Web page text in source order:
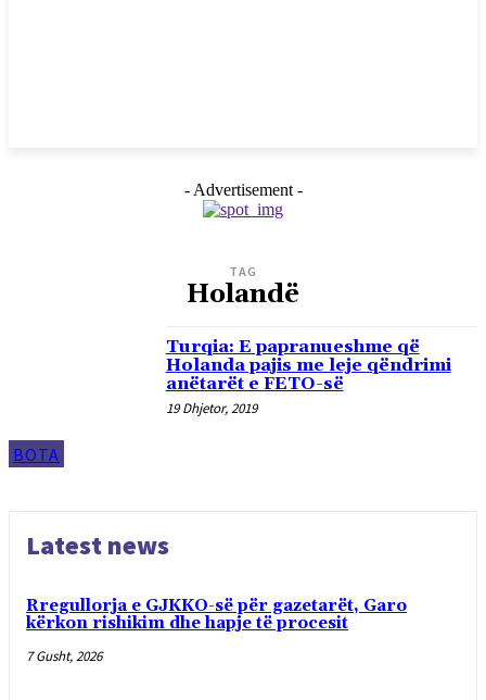
- Advertisement -
TAG
Holandë
BOTA
Turqia: E papranueshme që
Holanda pajis me leje qëndrimi
anëtarët e FETO-së
19 Dhjetor, 2019
Latest news
Rregullorja e GJKKO-së për gazetarët, Garo
kërkon rishikim dhe hapje të procesit
7 Gusht, 2026